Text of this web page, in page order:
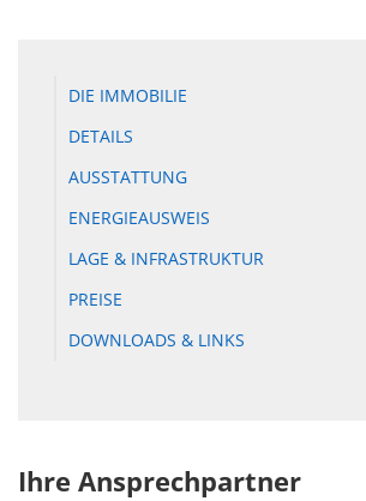
DIE IMMOBILIE
DETAILS
AUSSTATTUNG
ENERGIEAUSWEIS
LAGE & INFRASTRUKTUR
PREISE
DOWNLOADS & LINKS
Ihre Ansprechpartner